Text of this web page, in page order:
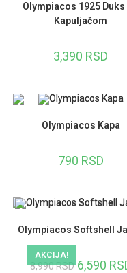
Olympiacos 1925 Duks
Kapuljačom
3,390 RSD
Olympiacos Kapa
790 RSD
AKCIJA!
Olympiacos Softshell
8,990RSDOriginalna
6,590